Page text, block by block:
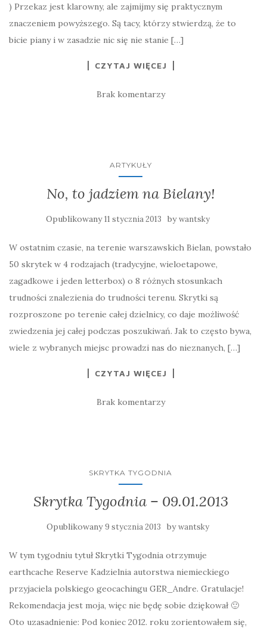
) Przekaz jest klarowny, ale zajmijmy się praktycznym
znaczeniem powyższego. Są tacy, którzy stwierdzą, że to
bicie piany i w zasadzie nic się nie stanie […]
CZYTAJ WIĘCEJ
Brak komentarzy
ARTYKUŁY
No, to jadziem na Bielany!
Opublikowany11 stycznia 2013 bywantsky
W ostatnim czasie, na terenie warszawskich Bielan, powstało
50 skrytek w 4 rodzajach (tradycyjne, wieloetapowe,
zagadkowe i jeden letterbox) o 8 różnych stosunkach
trudności znalezienia do trudności terenu. Skrytki są
rozproszone po terenie całej dzielnicy, co daje możliwość
zwiedzenia jej całej podczas poszukiwań. Jak to często bywa,
wiele z wybranych miejsc prowadzi nas do nieznanych, […]
CZYTAJ WIĘCEJ
Brak komentarzy
SKRYTKA TYGODNIA
Skrytka Tygodnia – 09.01.2013
Opublikowany9 stycznia 2013 bywantsky
W tym tygodniu tytuł Skrytki Tygodnia otrzymuje
earthcache Reserve Kadzielnia autorstwa niemieckiego
przyjaciela polskiego geocachingu GER_Andre. Gratulacje!
Rekomendacja jest moja, więc nie będę sobie dziękował 🙂
Oto uzasadnienie: Pod koniec 2012. roku zorientowałem się,